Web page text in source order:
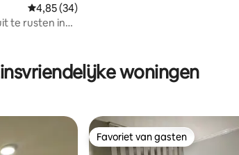
12 recensies
Gemiddelde beoordeling van 4,85 op 5, 34
4,85 (34)
te rusten in
woningen
Favoriet van gasten
Favoriet van gasten